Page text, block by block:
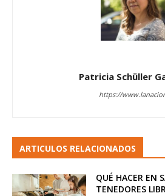
Patricia Schüller
https://
ARTICULOS RELACIONADOS
QUÉ HACER EN
TENEDORES